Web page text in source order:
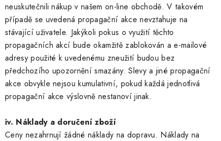
neuskutečnili nákup v našem on-line obchodě. V takovém
případě se uvedená propagační akce nevztahuje na
stávající uživatele. Jakýkoli pokus o využití těchto
propagačních akcí bude okamžitě zablokován a e-mailové
adresy použité k uvedenému zneužití budou bez
předchozího upozornění smazány. Slevy a jiné propagační
akce obvykle nejsou kumulativní, pokud každá jednotlivá
propagační akce výslovně nestanoví jinak.
iv. Náklady a doručení zboží
Ceny nezahrnují žádné náklady na dopravu. Náklady na